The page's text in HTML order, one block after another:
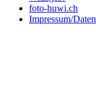
foto-huwi.ch
Impressum/